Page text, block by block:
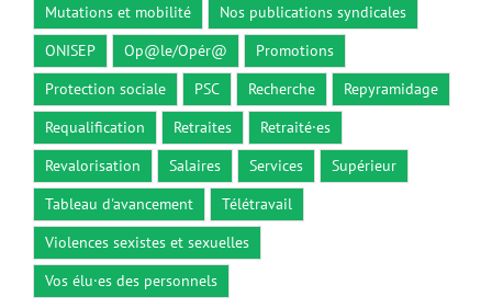
Mutations et mobilité
Nos publications syndicales
ONISEP
Op@le/Opér@
Promotions
Protection sociale
PSC Recherche
Repyramidage
Requalification
Retraites
Retraité·es
Revalorisation
Salaires Services
Supérieur
Tableau d'avancement
Télétravail
Violences sexistes et sexuelles
Vos élu·es des personnels